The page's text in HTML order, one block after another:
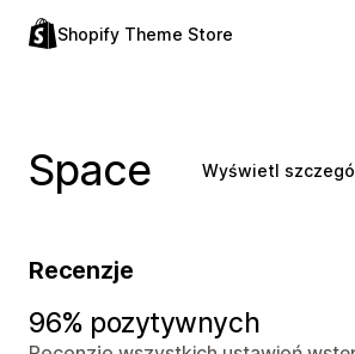
Shopify Theme Store
Space Wyświetl
Recenzje
96% pozytywnych